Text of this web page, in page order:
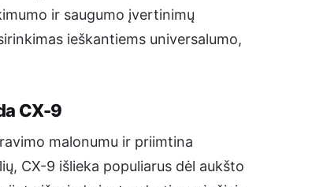
ir saugumo įvertinimų
ieškantiems universalumo,
CX-9
malonumu ir priimtina
CX-9 išlieka populiarus dėl aukšto